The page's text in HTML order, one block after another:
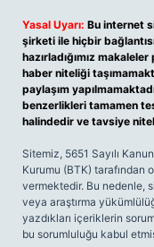
Yasal Uyarı: Bu internet
şirketi ile hiçbir
hazırladığımız
haber niteliği
paylaşım
benzerlikleri tamamen
halindedir ve tavsiye
Sitemiz, 5651 Sayılı
Kurumu (BTK) tarafından
vermektedir. Bu nedenle,
veya araştırma
yazdıkları içeriklerin
bu sorumluluğu kabul